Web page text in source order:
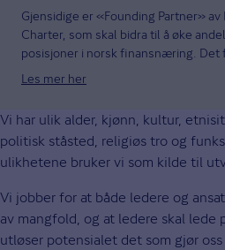
Gjensidige er «Founding Partner» av
Charter, som skal bidra til å øke
posisjoner i norsk finansnæring. Det
Les mer her
Vi har ulik alder, kjønn, kultur,
politisk ståsted, religiøs tro og
ulikhetene bruker vi som kilde til
Vi jobber for at både ledere og
av mangfold, og at ledere skal lede
utløser potensialet det som gjør oss